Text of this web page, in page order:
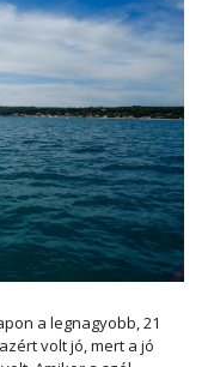
a legnagyobb, 21
volt jó, mert a jó